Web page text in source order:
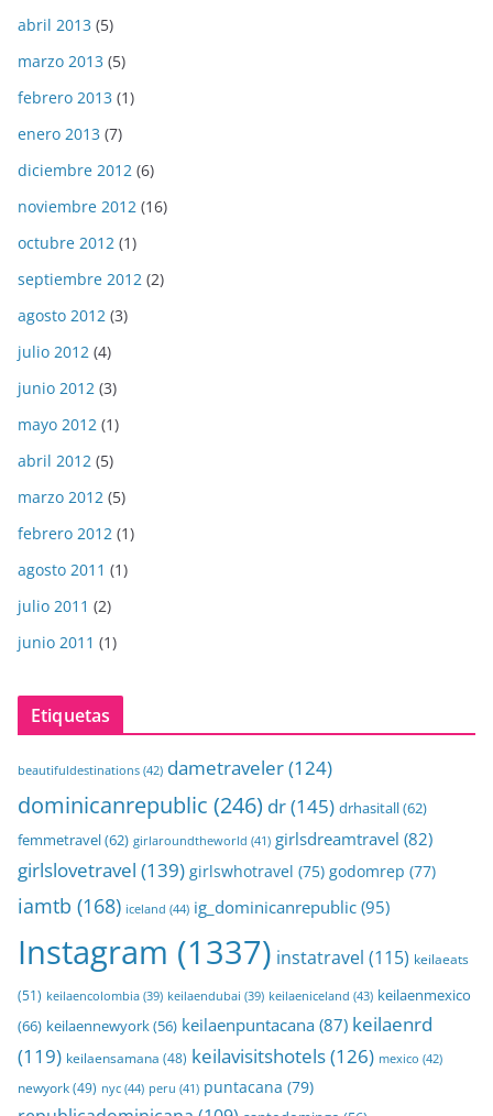
abril 2013 (5)
marzo 2013 (5)
febrero 2013 (1)
enero 2013 (7)
diciembre 2012 (6)
noviembre 2012 (16)
octubre 2012 (1)
septiembre 2012 (2)
agosto 2012 (3)
julio 2012 (4)
junio 2012 (3)
mayo 2012 (1)
abril 2012 (5)
marzo 2012 (5)
febrero 2012 (1)
agosto 2011 (1)
julio 2011 (2)
junio 2011 (1)
Etiquetas
beautifuldestinations (42) dametraveler(124)
dominicanrepublic (246) dr(145) drhasitall(62)
femmetravel(62) girlaroundtheworld (41) girlsdreamtravel (82)
girlslovetravel (139) girlswhotravel (75) godomrep (77)
iamtb (168) iceland (44) ig_dominicanrepublic (95)
Instagram (1337) instatravel (115) keilaeats
(51) keilaencolombia (39) keilaendubai (39) keilaeniceland (43) keilaenmexico
(66) keilaennewyork(56) keilaenpuntacana (87) keilaenrd
(119) keilaensamana (48) keilavisitshotels(126) mexico (42)
newyork(49) nyc (44) peru (41) puntacana (79)